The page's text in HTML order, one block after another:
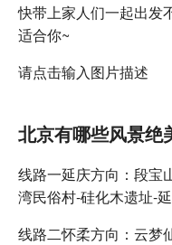
快带上家人们一起出发
适合你~
请点击输入图片描述
北京有哪些风景绝
线路一延庆方向：段宝
湾民俗村-硅化木遗址-
线路二怀柔方向：云梦